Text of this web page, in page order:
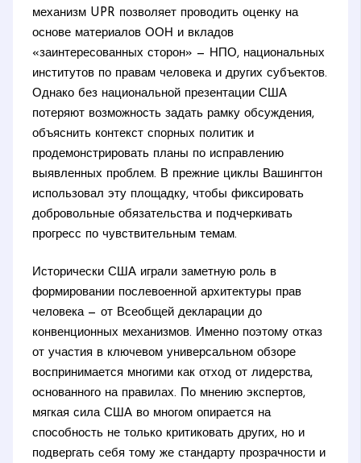
механизм UPR позволяет проводить оценку на
основе материалов ООН и вкладов
«заинтересованных сторон» — НПО, национальных
институтов по правам человека и других субъектов.
Однако без национальной презентации США
потеряют возможность задать рамку обсуждения,
объяснить контекст спорных политик и
продемонстрировать планы по исправлению
выявленных проблем. В прежние циклы Вашингтон
использовал эту площадку, чтобы фиксировать
добровольные обязательства и подчеркивать
прогресс по чувствительным темам.
Исторически США играли заметную роль в
формировании послевоенной архитектуры прав
человека — от Всеобщей декларации до
конвенционных механизмов. Именно поэтому отказ
от участия в ключевом универсальном обзоре
воспринимается многими как отход от лидерства,
основанного на правилах. По мнению экспертов,
мягкая сила США во многом опирается на
способность не только критиковать других, но и
подвергать себя тому же стандарту прозрачности и